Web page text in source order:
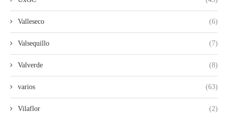
Valleseco (6)
Valsequillo (7)
Valverde (8)
varios (63)
Vilaflor (2)